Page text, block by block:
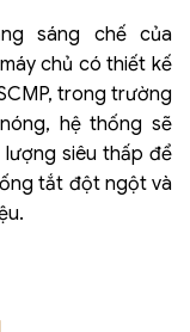
sáng chế của
chủ có thiết kế
trong trường
hệ thống sẽ
siêu thấp để
tắt đột ngột và